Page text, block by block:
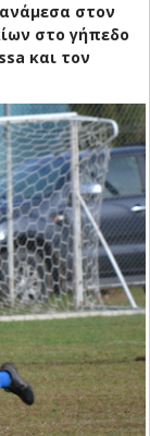
στον
στο γήπεδο
και τον